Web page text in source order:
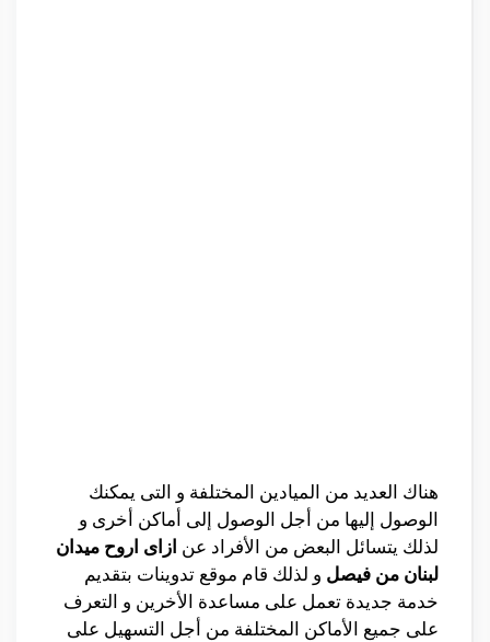
هناك العديد من الميادين المختلفة و التى يمكنك
الوصول إليها من أجل الوصول إلى أماكن أخرى و
لذلك يتسائل البعض من الأفراد عن ازاى اروح ميدان
لبنان من فيصل و لذلك قام موقع تدوينات بتقديم
خدمة جديدة تعمل على مساعدة الأخرين و التعرف
على جميع الأماكن المختلفة من أجل التسهيل على